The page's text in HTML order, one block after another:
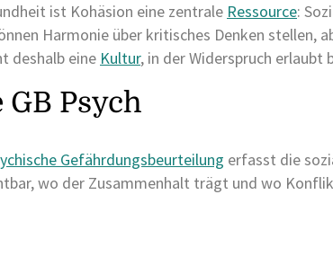
ist Kohäsion eine zentrale Ressource:
Harmonie über kritisches Denken stellen,
deshalb eine Kultur, in der Widerspruch erlaubt
Psych
Gefährdungsbeurteilung erfasst die
wo der Zusammenhalt trägt und wo